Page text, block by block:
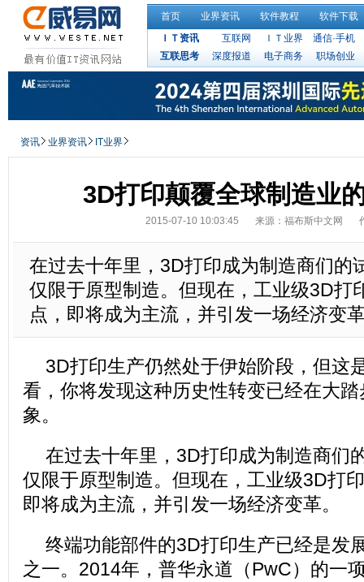
首页 业界资讯 软件教程
软件下载
ＩＴ资讯
互联网 ＩＴ业界
通信·手机
互联思考
深度报道 电子商务 职场创业
资讯 业界资讯 IT业界
3D打印颠覆全球制造业
2015-07-10 10:03:45 来源：福布斯中文网
在过去十年里，3D打印成为制造商们的
仅限于原型制造。但现在，工业级3D打
点，即将成为主流，并引发一场经济变
3D打印生产仍然处于伊始阶段，但这
看，你将发现这种历史性转变已经在大
象。
在过去十年里，3D打印成为制造商们
仅限于原型制造。但现在，工业级3D打
即将成为主流，并引发一场经济变革。
终端功能部件的3D打印生产已经是发
之一。2014年，普华永道（PwC）的一